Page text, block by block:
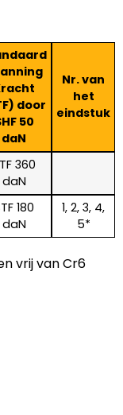
door
50
daN
Nr. van
het
eindstuk
360
daN
180
daN
1, 2, 3, 4,
5*
vrij van Cr6